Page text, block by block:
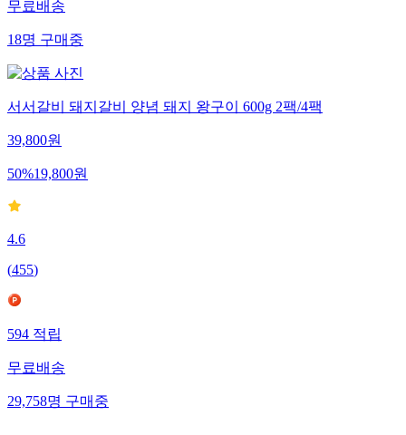
무료배송
18명구매중
서서갈비 돼지갈비 양념 돼지 왕구이 600g 2팩/4팩
39,800원
50%19,800원
4.6
(455)
594적립
무료배송
29,758명구매중